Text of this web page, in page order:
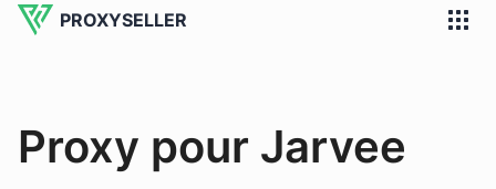
PROXYSELLER
Proxy pour Jarvee